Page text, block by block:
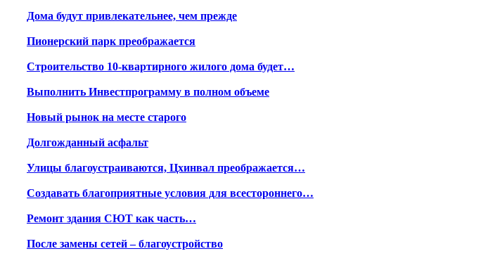
Дома будут привлекательнее, чем прежде
Пионерский парк преображается
Строительство 10-квартирного жилого дома будет…
Выполнить Инвестпрограмму в полном объеме
Новый рынок на месте старого
Долгожданный асфальт
Улицы благоустраиваются, Цхинвал преображается…
Создавать благоприятные условия для всестороннего…
Ремонт здания СЮТ как часть…
После замены сетей – благоустройство